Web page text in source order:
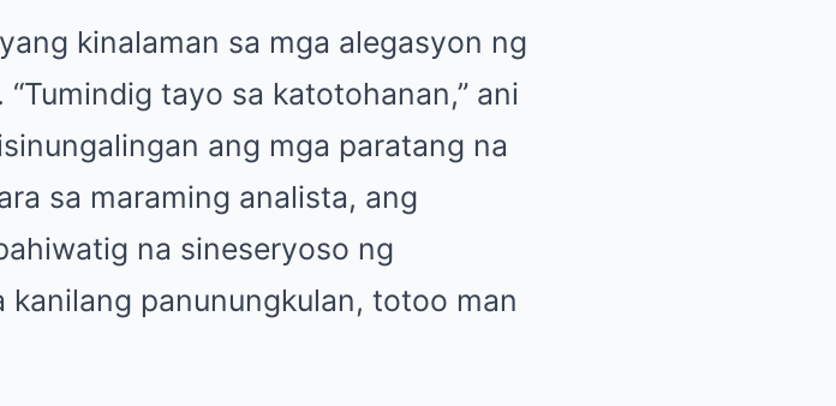
kinalaman sa mga alegasyon ng
tayo sa katotohanan,” ani
ang mga paratang na
sa maraming analista, ang
na sineseryoso ng
panunungkulan, totoo man